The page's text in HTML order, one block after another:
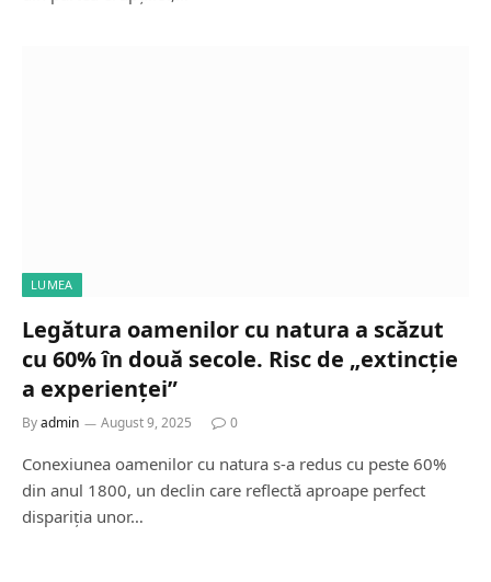
LUMEA
Legătura oamenilor cu natura a scăzut
cu 60% în două secole. Risc de „extincție
a experienței”
Byadmin August 9, 2025 0
Conexiunea oamenilor cu natura s-a redus cu peste 60%
din anul 1800, un declin care reflectă aproape perfect
dispariția unor…